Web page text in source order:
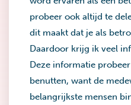
probeer ook altijd te
dit maakt dat je als
Daardoor krijg ik veel
Deze informatie
benutten, want de
belangrijkste mensen